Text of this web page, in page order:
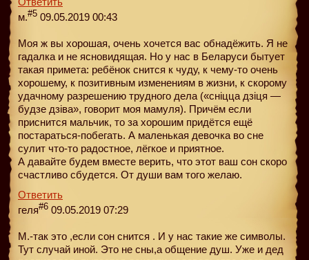
м.#5 09.05.2019 00:43
Моя ж вы хорошая, очень хочется вас обнадёжить. Я не
гадалка и не ясновидящая. Но у нас в Беларуси бытует
такая примета: ребёнок снится к чуду, к чему-то очень
хорошему, к позитивным изменениям в жизни, к скорому
удачному разрешению трудного дела («снiцца дзiця —
будзе дзiва», говорит моя мамуля). Причём если
приснится мальчик, то за хорошим придётся ещё
постараться-побегать. А маленькая девочка во сне
сулит что-то радостное, лёгкое и приятное.
А давайте будем вместе верить, что этот ваш сон скоро
счастливо сбудется. От души вам того желаю.
Ответить
геля#6 09.05.2019 07:29
М.-так это ,если сон снится . И у нас такие же символы.
Тут случай иной. Это не сны,а общение душ. Уже и дед